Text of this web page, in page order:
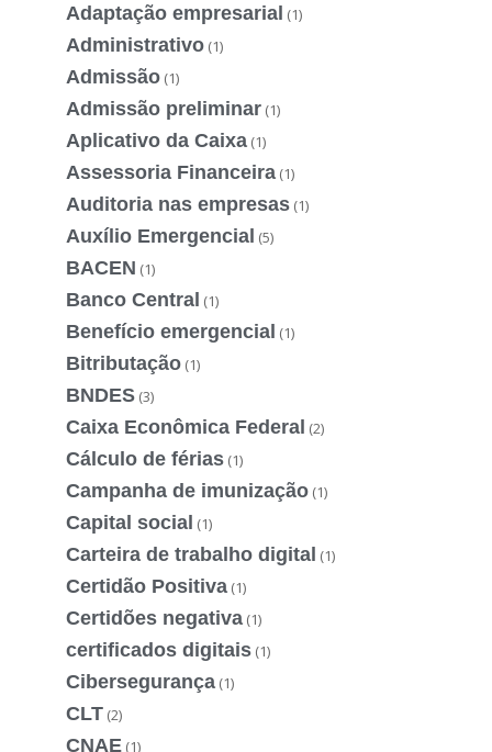
Adaptação empresarial (1)
Administrativo (1)
Admissão (1)
Admissão preliminar (1)
Aplicativo da Caixa (1)
Assessoria Financeira (1)
Auditoria nas empresas (1)
Auxílio Emergencial (5)
BACEN (1)
Banco Central (1)
Benefício emergencial (1)
Bitributação (1)
BNDES (3)
Caixa Econômica Federal (2)
Cálculo de férias (1)
Campanha de imunização (1)
Capital social (1)
Carteira de trabalho digital (1)
Certidão Positiva (1)
Certidões negativa (1)
certificados digitais (1)
Cibersegurança (1)
CLT (2)
CNAE (1)